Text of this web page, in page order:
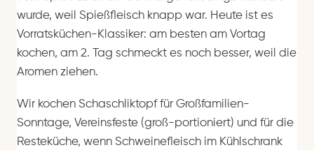
wurde, weil Spießfleisch knapp war. Heute ist es
Vorratsküchen-Klassiker: am besten am Vortag
kochen, am 2. Tag schmeckt es noch besser, weil die
Aromen ziehen.
Wir kochen Schaschliktopf für Großfamilien-
Sonntage, Vereinsfeste (groß-portioniert) und für die
Resteküche, wenn Schweinefleisch im Kühlschrank